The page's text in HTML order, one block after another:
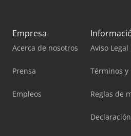
Empresa
Acerca de nosotros
Prensa
Empleos
Aviso Legal
Términos y
Reglas de